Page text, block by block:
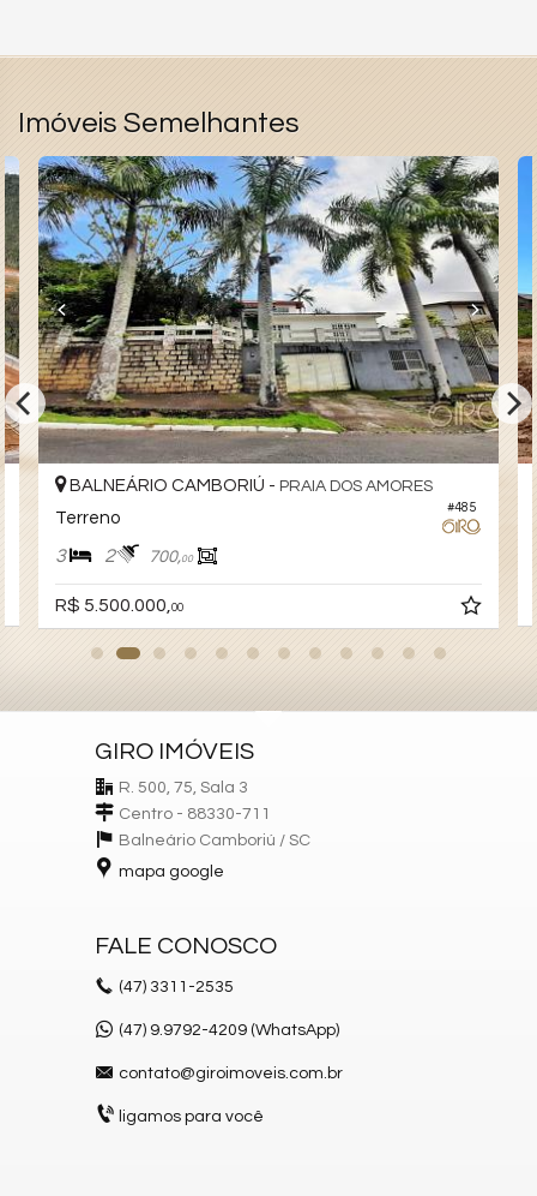
Imóveis Semelhantes
#485
BALNEÁRIO CAMBORIÚ - PRAIA DOS AMORES
Terreno
3 2 700,00
R$ 5.500.000,00
GIRO IMÓVEIS
R. 500, 75, Sala 3
Centro - 88330-711
Balneário Camboriú / SC
mapa google
FALE CONOSCO
(47) 3311-2535
(47) 9.9792-4209 (WhatsApp)
contato@giroimoveis.com.br
ligamos para você